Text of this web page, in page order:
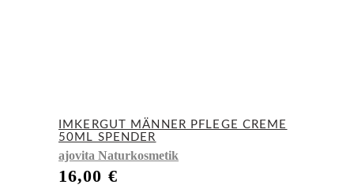
IMKERGUT MÄNNER PFLEGE CREME
50ML SPENDER
ajovita Naturkosmetik
16,00 €